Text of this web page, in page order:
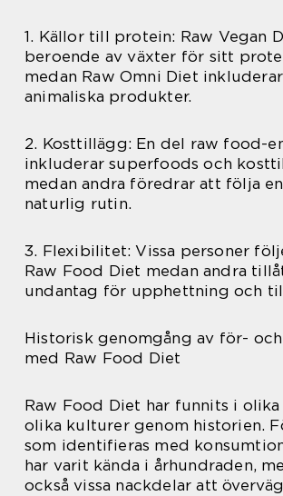
1. Källor till protein: Raw Vegan
beroende av växter för sitt
medan Raw Omni Diet
animaliska produkter.
2. Kosttillägg: En del raw food-
inkluderar superfoods och
medan andra föredrar att följa
naturlig rutin.
3. Flexibilitet: Vissa personer
Raw Food Diet medan andra
undantag för upphettning och
Historisk genomgång av för-
med Raw Food Diet
Raw Food Diet har funnits i
olika kulturer genom historien.
som identifieras med
har varit kända i århundraden,
också vissa nackdelar att